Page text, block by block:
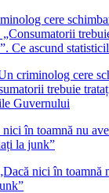
criminolog cere
trebuie
Guvernului
nici în toamnă